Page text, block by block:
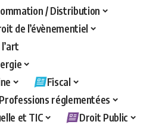
/ Distribution
de l’évènementiel
Fiscal
Professions réglementées
et TIC
Droit Public